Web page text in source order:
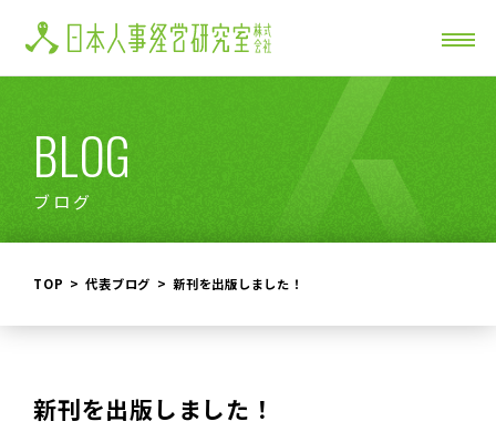
BLOG
ブログ
TOP 代表ブログ 新刊を出版しました！
新刊を出版しました！